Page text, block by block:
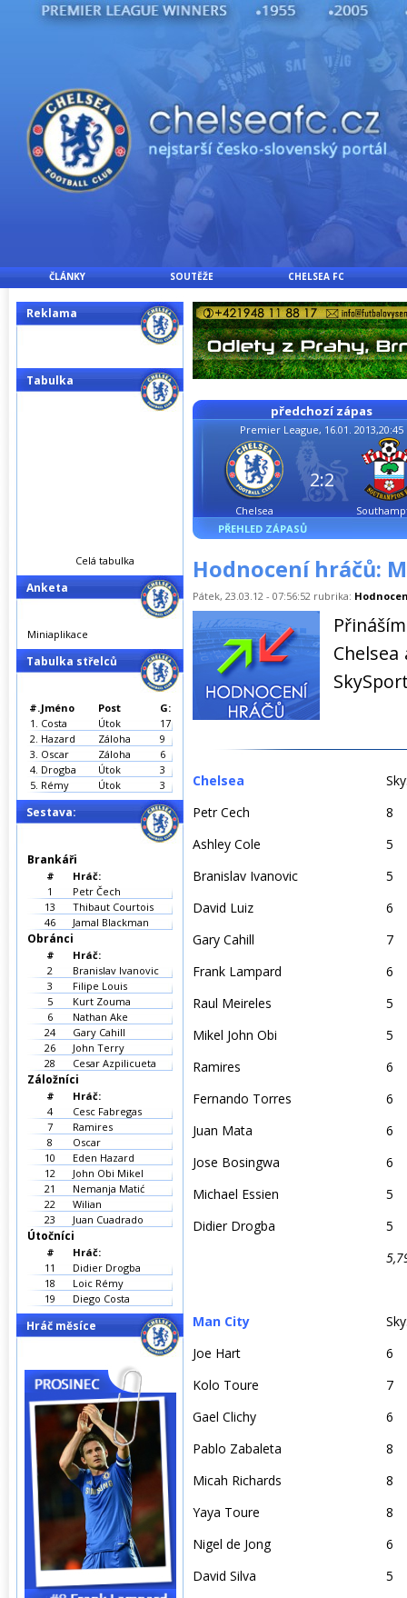
ČLÁNKY SOUTĚŽE CHELSEA FC
předchozí zápas
Premier League, 16.01. 2013,20:45
Chelsea
2:2
PŘEHLED ZÁPASŮ
Hodnocení hráčů:
Pátek, 23.03.12 - 07:56:52 rubrika:
Chelsea
Petr Cech
8
Ashley Cole
5
Branislav Ivanovic
5
David Luiz
6
Gary Cahill
7
Frank Lampard
6
Raul Meireles
5
Mikel John Obi
5
Ramires
6
Fernando Torres
6
Juan Mata
6
Jose Bosingwa
6
Michael Essien
5
Didier Drogba
5
Man City
Joe Hart
6
Kolo Toure
7
Gael Clichy
6
Pablo Zabaleta
8
Micah Richards
8
Yaya Toure
8
Nigel de Jong
6
David Silva
5
Reklama
Tabulka
Celá tabulka
Anketa
Miniaplikace
Tabulka střelců
#.Jméno Post
G:
1. Costa Útok
17
2. Hazard Záloha
9
3. Oscar Záloha
6
4. Drogba Útok
3
5. Rémy Útok 3
Sestava:
Brankáři
#
Hráč:
1
Petr Čech
13
Thibaut Courtois
46
Jamal Blackman
Obránci
#
Hráč:
2
Branislav Ivanovic
3
Filipe Louis
5
Kurt Zouma
6
Nathan Ake
24
Gary Cahill
26
John Terry
28
Cesar Azpilicueta
Záložníci
#
Hráč:
4
Cesc Fabregas
7
Ramires
8
Oscar
10
Eden Hazard
12
John Obi Mikel
21
Nemanja Matić
22
Wilian
23
Juan Cuadrado
Útočníci
#
Hráč:
11
Didier Drogba
18
Loic Rémy
19
Diego Costa
Hráč měsíce